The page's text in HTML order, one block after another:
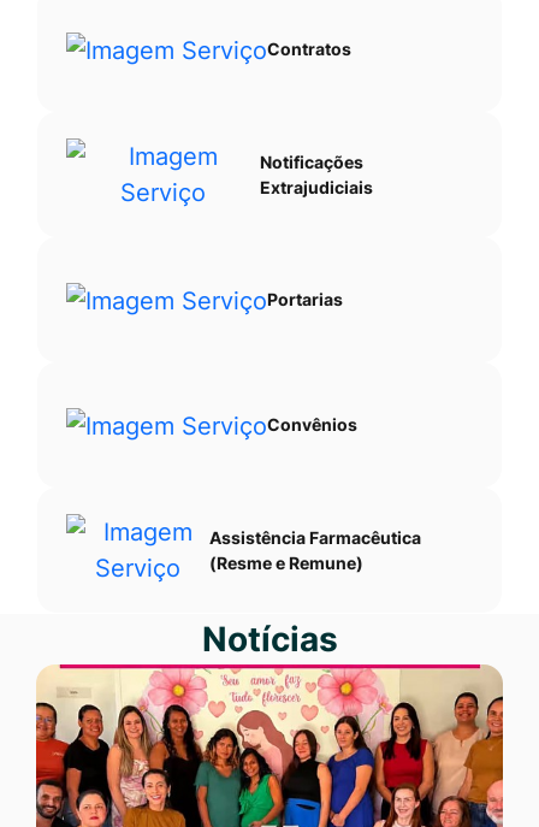
Contratos
Notificações
Extrajudiciais
Portarias
Convênios
Assistência Farmacêutica
(Resme e Remune)
Notícias